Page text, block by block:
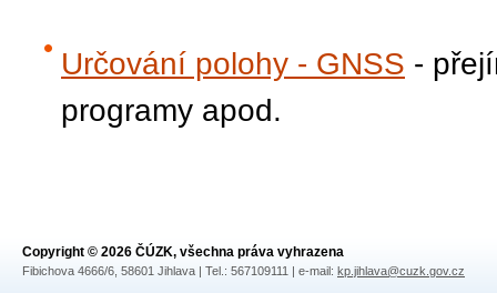
Určování polohy - GNSS -
programy apod.
Copyright © 2026 ČÚZK, všechna práva vyhrazena
Fibichova 4666/6, 58601 Jihlava | Tel.: 567109111 | e-mail: kp.jihlava@cuzk.gov.cz